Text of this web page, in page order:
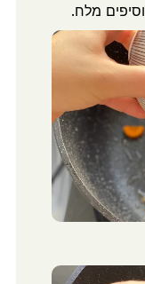
מלח.